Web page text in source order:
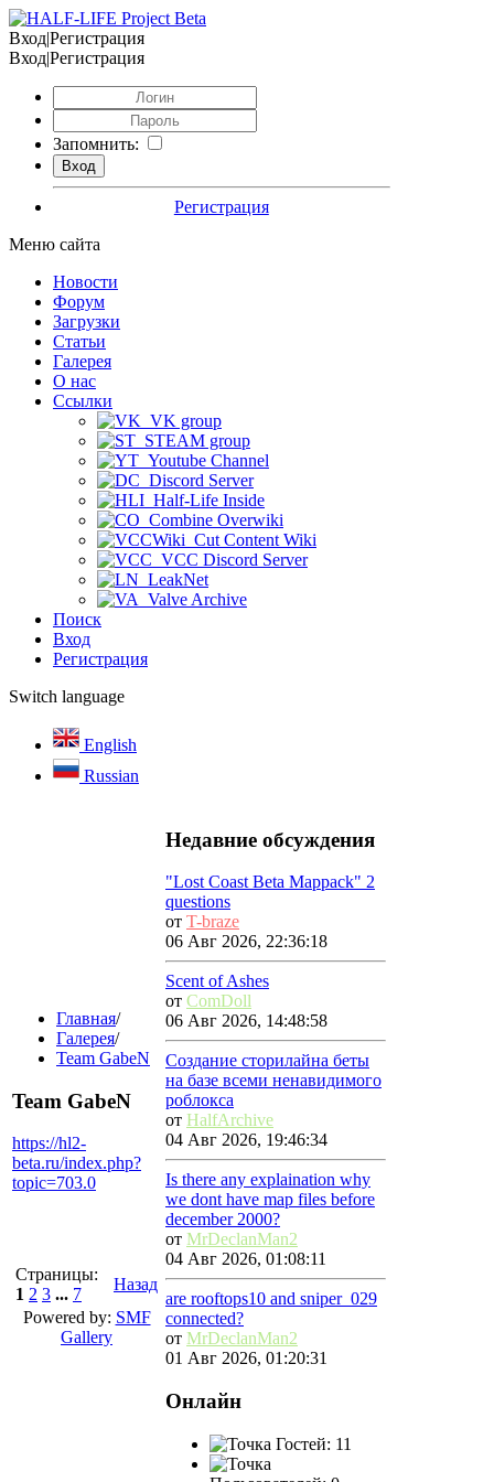
Вход|Регистрация
Вход|Регистрация
Запомнить:
Регистрация
Меню сайта
Новости
Форум
Загрузки
Статьи
Галерея
О нас
Ссылки
VK group
STEAM group
Youtube Channel
Discord Server
Half-Life Inside
Combine Overwiki
Cut Content Wiki
VCC Discord Server
LeakNet
Valve Archive
Поиск
Вход
Регистрация
Switch language
English
Russian
Главная/
Галерея/
Team GabeN
Team GabeN
https://hl2-
beta.ru/index.php?
topic=703.0
Страницы:
1 2 3 ... 7
Назад
Powered by: SMF
Gallery
Недавние обсуждения
"Lost Coast Beta Mappack" 2
questions
от T-braze
06 Авг 2026, 22:36:18
Scent of Ashes
от ComDoll
06 Авг 2026, 14:48:58
Создание сторилайна беты
на базе всеми ненавидимого
роблокса
от HalfArchive
04 Авг 2026, 19:46:34
Is there any explaination why
we dont have map files before
december 2000?
от MrDeclanMan2
04 Авг 2026, 01:08:11
are rooftops10 and sniper_029
connected?
от MrDeclanMan2
01 Авг 2026, 01:20:31
Онлайн
Гостей: 11